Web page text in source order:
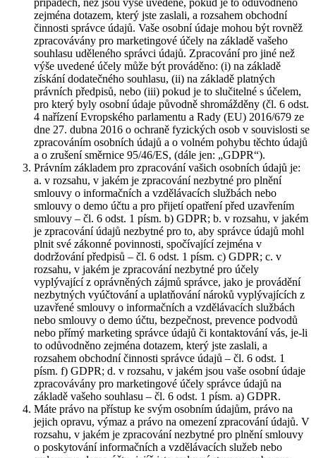
případech, než jsou výše uvedené, pokud je to odůvodněno
zejména dotazem, který jste zaslali, a rozsahem obchodní
činnosti správce údajů. Vaše osobní údaje mohou být rovněž
zpracovávány pro marketingové účely na základě vašeho
souhlasu uděleného správci údajů. Zpracování pro jiné než
výše uvedené účely může být prováděno: (i) na základě
získání dodatečného souhlasu, (ii) na základě platných
právních předpisů, nebo (iii) pokud je to slučitelné s účelem,
pro který byly osobní údaje původně shromážděny (čl. 6 odst.
4 nařízení Evropského parlamentu a Rady (EU) 2016/679 ze
dne 27. dubna 2016 o ochraně fyzických osob v souvislosti se
zpracováním osobních údajů a o volném pohybu těchto údajů
a o zrušení směrnice 95/46/ES, (dále jen: „GDPR“).
Právním základem pro zpracování vašich osobních údajů je:
a. v rozsahu, v jakém je zpracování nezbytné pro plnění
smlouvy o informačních a vzdělávacích službách nebo
smlouvy o demo účtu a pro přijetí opatření před uzavřením
smlouvy – čl. 6 odst. 1 písm. b) GDPR; b. v rozsahu, v jakém
je zpracování údajů nezbytné pro to, aby správce údajů mohl
plnit své zákonné povinnosti, spočívající zejména v
dodržování předpisů – čl. 6 odst. 1 písm. c) GDPR; c. v
rozsahu, v jakém je zpracování nezbytné pro účely
vyplývající z oprávněných zájmů správce, jako je provádění
nezbytných vyúčtování a uplatňování nároků vyplývajících z
uzavřené smlouvy o informačních a vzdělávacích službách
nebo smlouvy o demo účtu, bezpečnost, prevence podvodů
nebo přímý marketing správce údajů či kontaktování vás, je-li
to odůvodněno zejména dotazem, který jste zaslali, a
rozsahem obchodní činnosti správce údajů – čl. 6 odst. 1
písm. f) GDPR; d. v rozsahu, v jakém jsou vaše osobní údaje
zpracovávány pro marketingové účely správce údajů na
základě vašeho souhlasu – čl. 6 odst. 1 písm. a) GDPR.
Máte právo na přístup ke svým osobním údajům, právo na
jejich opravu, výmaz a právo na omezení zpracování údajů. V
rozsahu, v jakém je zpracování nezbytné pro plnění smlouvy
o poskytování informačních a vzdělávacích služeb nebo